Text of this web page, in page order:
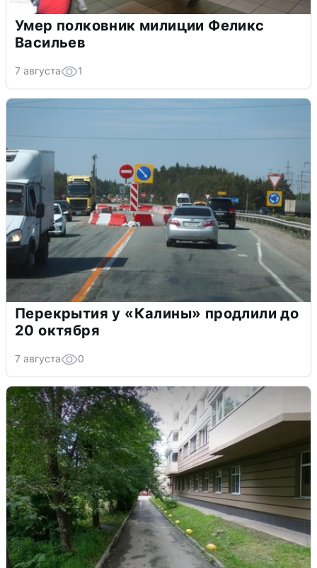
Умер полковник милиции Феликс
Васильев
7 августа 1
Перекрытия у «Калины» продлили до
20 октября
7 августа 0